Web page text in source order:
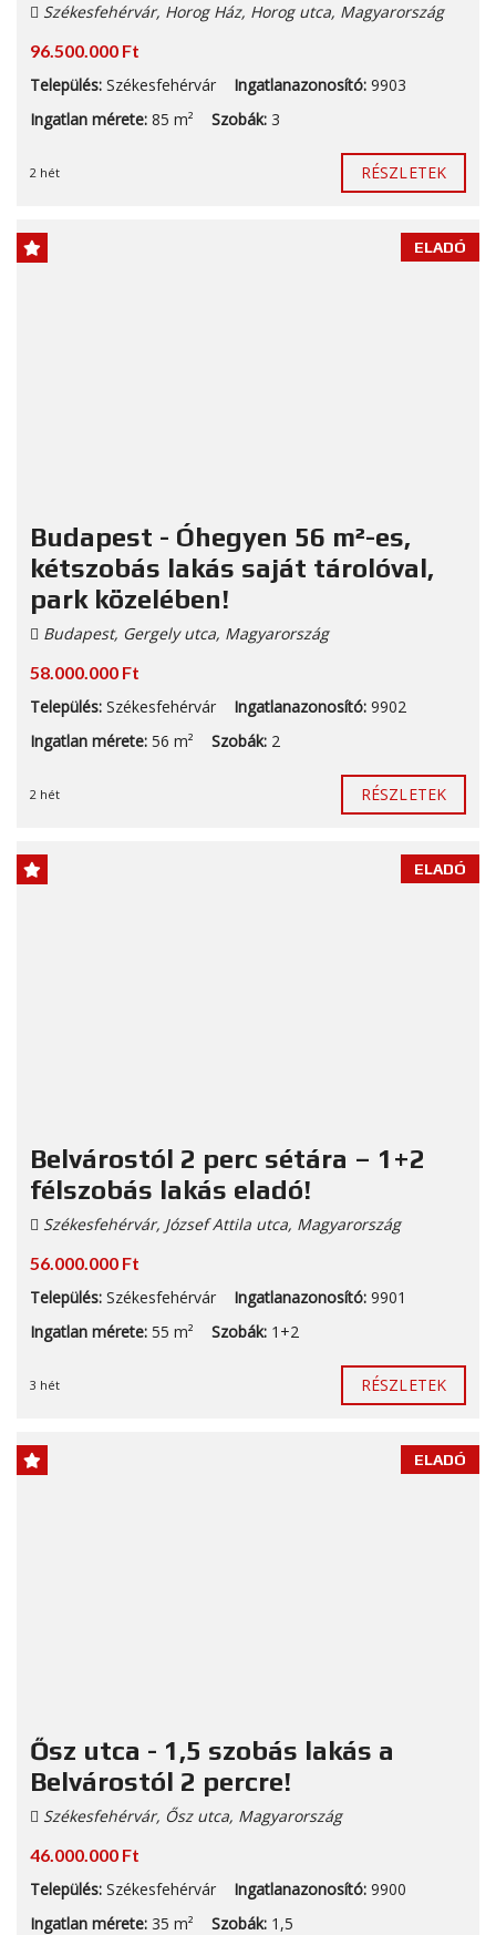
Székesfehérvár, Horog Ház, Horog utca, Magyarország
96.500.000 Ft
Település: Székesfehérvár Ingatlanazonosító: 9903
Ingatlan mérete: 85 m² Szobák: 3
2 hét RÉSZLETEK
ELADÓ
Budapest - Óhegyen 56 m²-es,
kétszobás lakás saját tárolóval,
park közelében!
Budapest, Gergely utca, Magyarország
58.000.000 Ft
Település: Székesfehérvár Ingatlanazonosító: 9902
Ingatlan mérete: 56 m² Szobák: 2
2 hét RÉSZLETEK
ELADÓ
Belvárostól 2 perc sétára – 1+2
félszobás lakás eladó!
Székesfehérvár, József Attila utca, Magyarország
56.000.000 Ft
Település: Székesfehérvár Ingatlanazonosító: 9901
Ingatlan mérete: 55 m² Szobák: 1+2
3 hét RÉSZLETEK
ELADÓ
Ősz utca - 1,5 szobás lakás a
Belvárostól 2 percre!
Székesfehérvár, Ősz utca, Magyarország
46.000.000 Ft
Település: Székesfehérvár Ingatlanazonosító: 9900
Ingatlan mérete: 35 m² Szobák: 1,5